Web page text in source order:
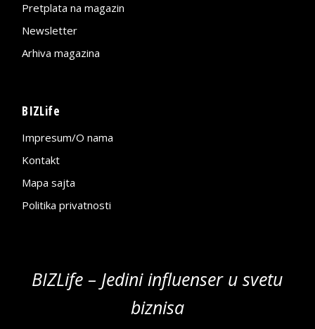
Pretplata na magazin
Newsletter
Arhiva magazina
BIZLife
Impresum/O nama
Kontakt
Mapa sajta
Politika privatnosti
BIZLife – Jedini influenser u svetu
biznisa